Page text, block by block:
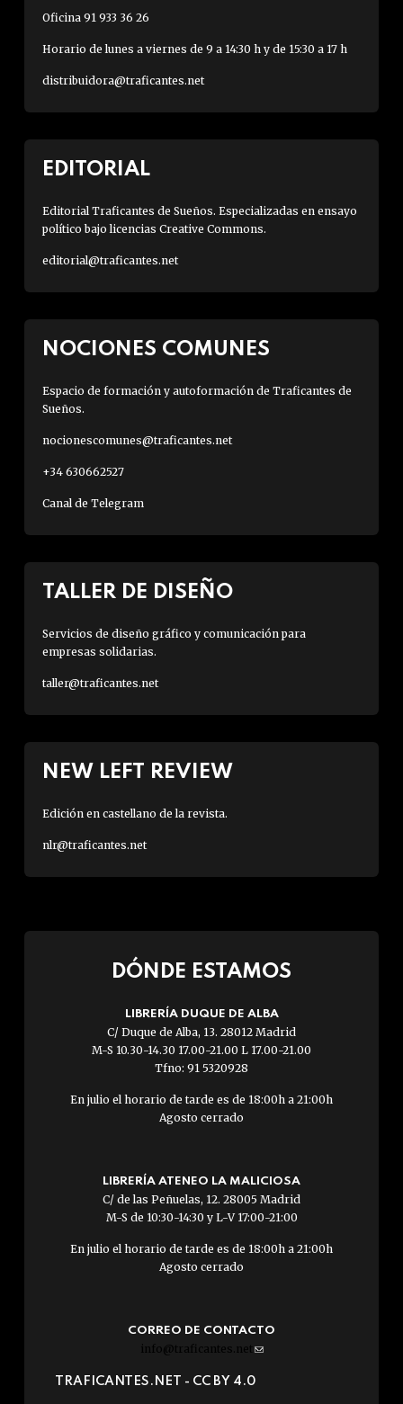
Oficina 91 933 36 26
Horario de lunes a viernes de 9 a 14:30 h y de 15:30 a 17 h
distribuidora@traficantes.net
EDITORIAL
Editorial Traficantes de Sueños. Especializadas en ensayo
político bajo licencias Creative Commons.
editorial@traficantes.net
NOCIONES COMUNES
Espacio de formación y autoformación de Traficantes de
Sueños.
nocionescomunes@traficantes.net
+34 630662527
Canal de Telegram
TALLER DE DISEÑO
Servicios de diseño gráfico y comunicación para
empresas solidarias.
taller@traficantes.net
NEW LEFT REVIEW
Edición en castellano de la revista.
nlr@traficantes.net
DÓNDE ESTAMOS
LIBRERÍA DUQUE DE ALBA
C/ Duque de Alba, 13. 28012 Madrid
M-S 10.30-14.30 17.00-21.00 L 17.00-21.00
Tfno: 91 5320928
En julio el horario de tarde es de 18:00h a 21:00h
Agosto cerrado
LIBRERÍA ATENEO LA MALICIOSA
C/ de las Peñuelas, 12. 28005 Madrid
M-S de 10:30-14:30 y L-V 17:00-21:00
En julio el horario de tarde es de 18:00h a 21:00h
Agosto cerrado
CORREO DE CONTACTO
info@traficantes.net (link
e-
TRAFICANTES.NET - CC BY 4.0